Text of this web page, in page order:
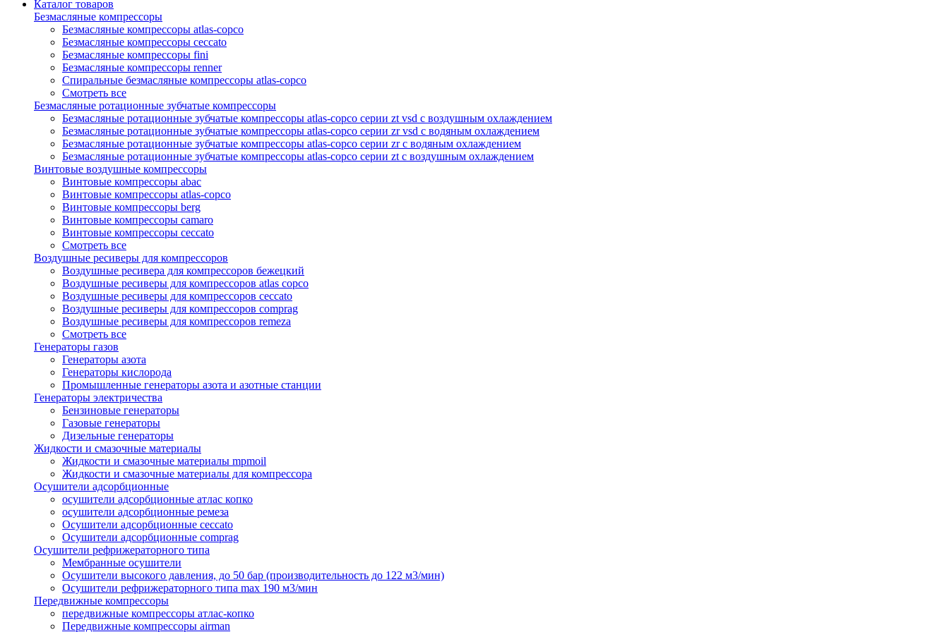
Каталог товаров
Безмасляные компрессоры
Безмасляные компрессоры atlas-copco
Безмасляные компрессоры ceccato
Безмасляные компрессоры fini
Безмасляные компрессоры renner
Спиральные безмасляные компрессоры atlas-copco
Смотреть все
Безмасляные ротационные зубчатые компрессоры
Безмасляные ротационные зубчатые компрессоры atlas-copco серии zt vsd с воздушным охлаждением
Безмасляные ротационные зубчатые компрессоры atlas-copco серии zr vsd с водяным охлаждением
Безмасляные ротационные зубчатые компрессоры atlas-copco серии zr с водяным охлаждением
Безмасляные ротационные зубчатые компрессоры atlas-copco серии zt с воздушным охлаждением
Винтовые воздушные компрессоры
Винтовые компрессоры abac
Винтовые компрессоры atlas-copco
Винтовые компрессоры berg
Винтовые компрессоры camaro
Винтовые компрессоры ceccato
Смотреть все
Воздушные ресиверы для компрессоров
Воздушные ресивера для компрессоров бежецкий
Воздушные ресиверы для компрессоров atlas copco
Воздушные ресиверы для компрессоров ceccato
Воздушные ресиверы для компрессоров comprag
Воздушные ресиверы для компрессоров remeza
Смотреть все
Генераторы газов
Генераторы азота
Генераторы кислорода
Промышленные генераторы азота и азотные станции
Генераторы электричества
Бензиновые генераторы
Газовые генераторы
Дизельные генераторы
Жидкости и смазочные материалы
Жидкости и смазочные материалы mpmoil
Жидкости и смазочные материалы для компрессора
Осушители адсорбционные
осушители адсорбционные атлас копко
осушители адсорбционные ремеза
Осушители адсорбционные ceccato
Осушители адсорбционные comprag
Осушители рефрижераторного типа
Мембранные осушители
Осушители высокого давления, до 50 бар (производительность до 122 м3/мин)
Осушители рефрижераторного типа max 190 м3/мин
Передвижные компрессоры
передвижные компрессоры атлас-копко
Передвижные компрессоры airman